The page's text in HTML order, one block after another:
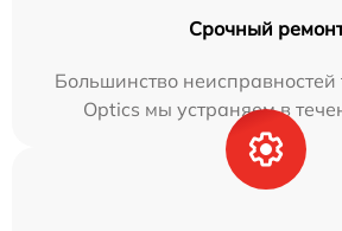
Срочный
Большинство неисправностей
Optics мы устраняем в